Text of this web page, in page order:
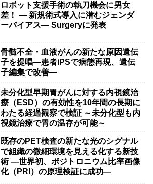
ロボット支援手術の執刀機会に男女
差！ — 新規術式導入に潜むジェンダ
ーバイアス— Surgeryに発表
骨髄不全・血液がんの新たな原因遺伝
子を提唱―患者iPSで病態再現、遺伝
子編集で改善―
未分化型早期胃がんに対する内視鏡治
療（ESD）の有効性を10年間の長期に
わたる経過観察で検証 ～未分化型も内
視鏡治療で胃の温存が可能～
既存のPET検査の新たな光のシグナル
で組織の微細環境を見える化する新技
術 ―世界初、ポジトロニウム比率画像
化（PRI）の原理検証に成功―